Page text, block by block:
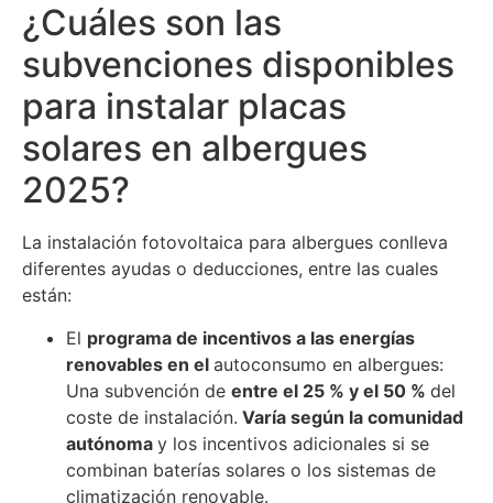
¿Cuáles son las
subvenciones disponibles
para instalar placas
solares en albergues
2025?
La instalación fotovoltaica para albergues conlleva
diferentes ayudas o deducciones, entre las cuales
están:
El programa de incentivos a las energías
renovables en el autoconsumo en albergues:
Una subvención de entre el 25 % y el 50 % del
coste de instalación. Varía según la comunidad
autónoma y los incentivos adicionales si se
combinan baterías solares o los sistemas de
climatización renovable.